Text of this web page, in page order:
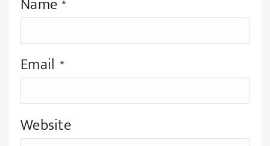
Email *
Website